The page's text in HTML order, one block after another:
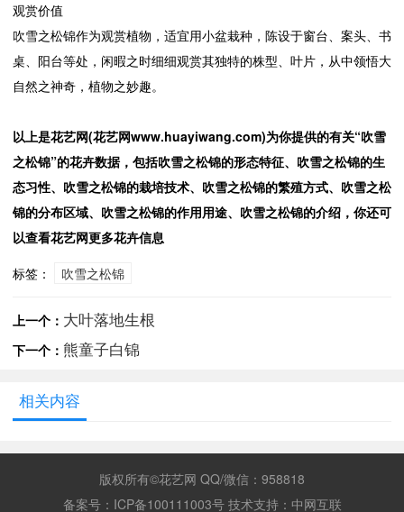
观赏价值
吹雪之松锦作为观赏植物，适宜用小盆栽种，陈设于窗台、案头、书
桌、阳台等处，闲暇之时细细观赏其独特的株型、叶片，从中领悟大
自然之神奇，植物之妙趣。
以上是花艺网(花艺网www.huayiwang.com)为你提供的有关“吹雪
之松锦”的花卉数据，包括吹雪之松锦的形态特征、吹雪之松锦的生
态习性、吹雪之松锦的栽培技术、吹雪之松锦的繁殖方式、吹雪之松
锦的分布区域、吹雪之松锦的作用用途、吹雪之松锦的介绍，你还可
以查看花艺网更多花卉信息
标签：
吹雪之松锦
上一个： 大叶落地生根
下一个： 熊童子白锦
相关内容
版权所有©花艺网 QQ/微信：958818
备案号： ICP备100111003号技术支持： 中网互联